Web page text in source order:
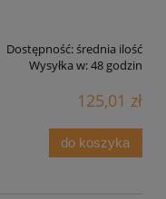
Dostępność:średnia ilość
Wysyłka w:48 godzin
125,01 zł
do koszyka